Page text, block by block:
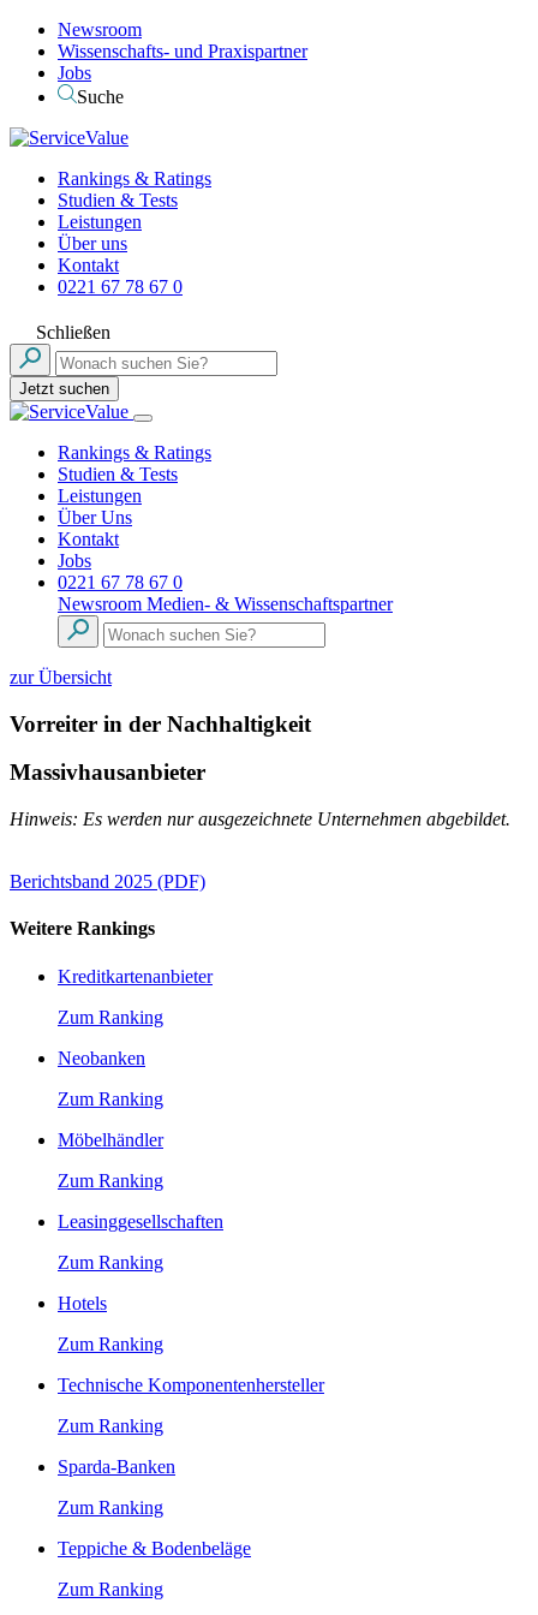
Newsroom
Wissenschafts- und Praxispartner
Jobs
Suche
Rankings & Ratings
Studien & Tests
Leistungen
Über uns
Kontakt
0221 67 78 67 0
Schließen
Jetzt suchen
Rankings & Ratings
Studien & Tests
Leistungen
Über Uns
Kontakt
Jobs
0221 67 78 67 0
Newsroom Medien- & Wissenschaftspartner
zur Übersicht
Vorreiter in der Nachhaltigkeit
Massivhausanbieter
Hinweis: Es werden nur ausgezeichnete Unternehmen abgebildet.
Berichtsband 2025 (PDF)
Weitere Rankings
Kreditkartenanbieter
Zum Ranking
Neobanken
Zum Ranking
Möbelhändler
Zum Ranking
Leasinggesellschaften
Zum Ranking
Hotels
Zum Ranking
Technische Komponentenhersteller
Zum Ranking
Sparda-Banken
Zum Ranking
Teppiche & Bodenbeläge
Zum Ranking